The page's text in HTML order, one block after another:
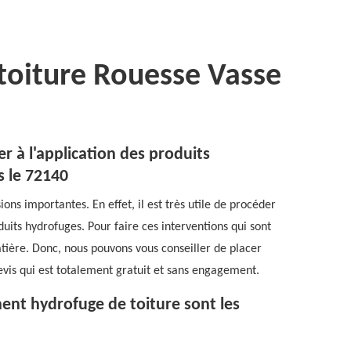
Rouesse Vasse
à l'application des produits
le 72140
importantes. En effet, il est très utile de procéder
hydrofuges. Pour faire ces interventions qui sont
Donc, nous pouvons vous conseiller de placer
qui est totalement gratuit et sans engagement.
hydrofuge de toiture sont les